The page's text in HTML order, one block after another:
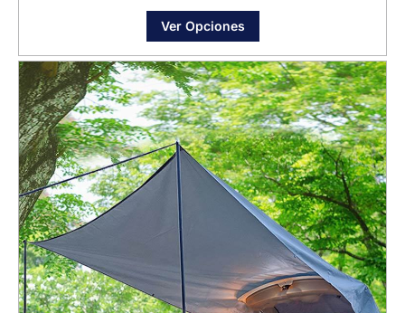
Ver Opciones